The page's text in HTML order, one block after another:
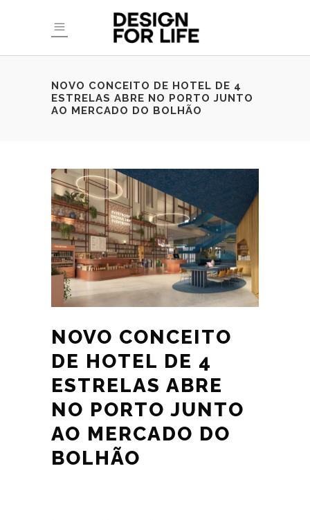
NOVO CONCEITO DE HOTEL DE 4
ESTRELAS ABRE NO PORTO JUNTO
AO MERCADO DO BOLHÃO
NOVO CONCEITO
DE HOTEL DE 4
ESTRELAS ABRE
NO PORTO JUNTO
AO MERCADO DO
BOLHÃO